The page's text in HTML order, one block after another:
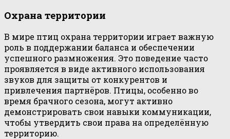
Охрана территории
В мире птиц охрана территории играет важную
роль в поддержании баланса и обеспечении
успешного размножения. Это поведение часто
проявляется в виде активного использования
звуков для защиты от конкурентов и
привлечения партнёров. Птицы, особенно во
время брачного сезона, могут активно
демонстрировать свои навыки коммуникации,
чтобы утвердить свои права на определённую
территорию.